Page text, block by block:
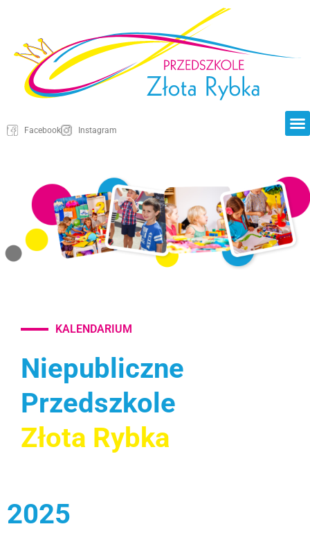
Facebook Instagram
KALENDARIUM
Niepubliczne
Przedszkole
Złota Rybka
2025